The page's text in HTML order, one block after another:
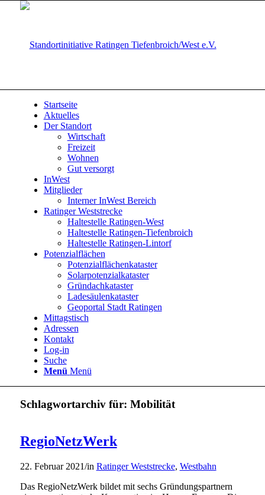
Startseite
Aktuelles
Der Standort
Wirtschaft
Freizeit
Wohnen
Gut versorgt
InWest
Mitglieder
Interner InWest Bereich
Ratinger Weststrecke
Haltestelle Ratingen-West
Haltestelle Ratingen-Tiefenbroich
Haltestelle Ratingen-Lintorf
Potenzialflächen
Potenzialflächenkataster
Solarpotenzialkataster
Gründachkataster
Ladesäulenkataster
Geoportal Stadt Ratingen
Mittagstisch
Adressen
Kontakt
Log-in
Suche
Menü Menü
Schlagwortarchiv für: Mobilität
RegioNetzWerk
22. Februar 2021/in Ratinger Weststrecke, Westbahn
Das RegioNetzWerk bildet mit sechs Gründungspartnern